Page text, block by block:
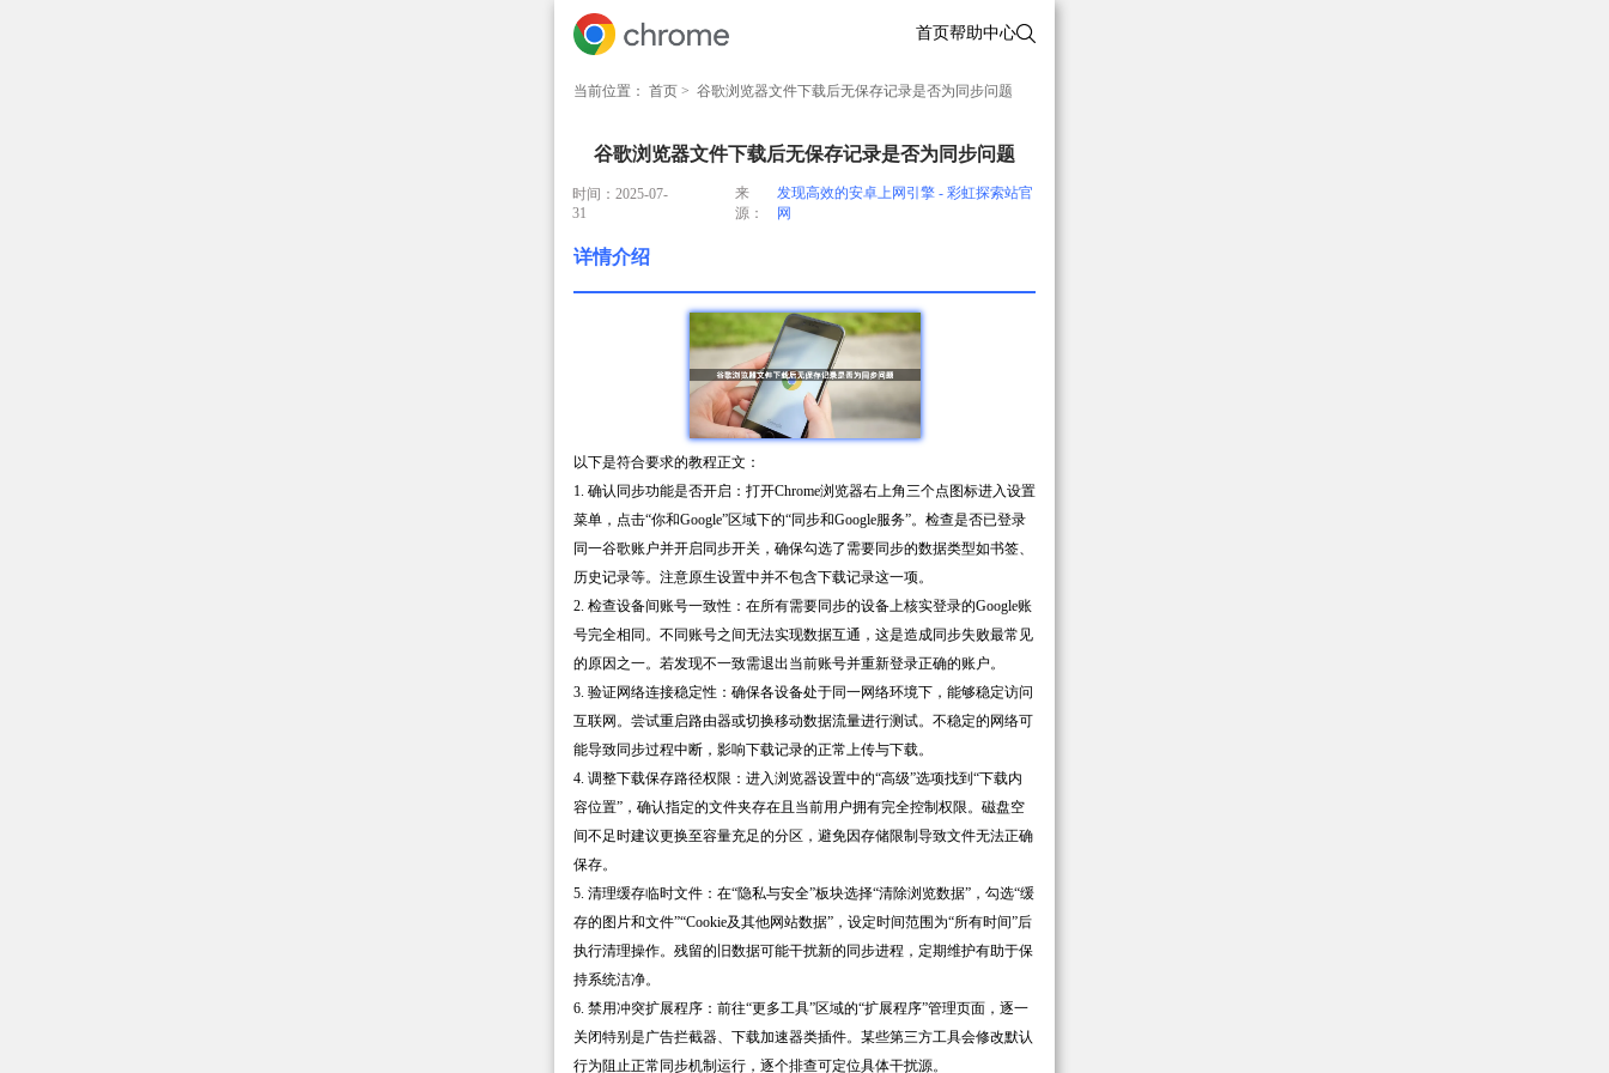
首页帮助中心
当前位置： 首页 > 谷歌浏览器文件下载后无保存记录是否为同步问题
谷歌浏览器文件下载后无保存记录是否为同步问题
时间：2025-07-
31
来
源：
发现高效的安卓上网引擎 - 彩虹探索站官
网
详情介绍
以下是符合要求的教程正文：
1. 确认同步功能是否开启：打开Chrome浏览器右上角三个点图标进入设置
菜单，点击“你和Google”区域下的“同步和Google服务”。检查是否已登录
同一谷歌账户并开启同步开关，确保勾选了需要同步的数据类型如书签、
历史记录等。注意原生设置中并不包含下载记录这一项。
2. 检查设备间账号一致性：在所有需要同步的设备上核实登录的Google账
号完全相同。不同账号之间无法实现数据互通，这是造成同步失败最常见
的原因之一。若发现不一致需退出当前账号并重新登录正确的账户。
3. 验证网络连接稳定性：确保各设备处于同一网络环境下，能够稳定访问
互联网。尝试重启路由器或切换移动数据流量进行测试。不稳定的网络可
能导致同步过程中断，影响下载记录的正常上传与下载。
4. 调整下载保存路径权限：进入浏览器设置中的“高级”选项找到“下载内
容位置”，确认指定的文件夹存在且当前用户拥有完全控制权限。磁盘空
间不足时建议更换至容量充足的分区，避免因存储限制导致文件无法正确
保存。
5. 清理缓存临时文件：在“隐私与安全”板块选择“清除浏览数据”，勾选“缓
存的图片和文件”“Cookie及其他网站数据”，设定时间范围为“所有时间”后
执行清理操作。残留的旧数据可能干扰新的同步进程，定期维护有助于保
持系统洁净。
6. 禁用冲突扩展程序：前往“更多工具”区域的“扩展程序”管理页面，逐一
关闭特别是广告拦截器、下载加速器类插件。某些第三方工具会修改默认
行为阻止正常同步机制运行，逐个排查可定位具体干扰源。